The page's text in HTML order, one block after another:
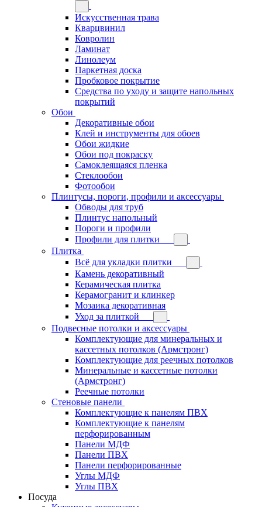
Искусственная трава
Кварцвинил
Ковролин
Ламинат
Линолеум
Паркетная доска
Пробковое покрытие
Средства по уходу и защите напольных
покрытий
Обои
Декоративные обои
Клей и инструменты для обоев
Обои жидкие
Обои под покраску
Самоклеящаяся пленка
Стеклообои
Фотообои
Плинтусы, пороги, профили и аксессуары
Обводы для труб
Плинтус напольный
Пороги и профили
Профили для плитки
Плитка
Всё для укладки плитки
Камень декоративный
Керамическая плитка
Керамогранит и клинкер
Мозаика декоративная
Уход за плиткой
Подвесные потолки и аксессуары
Комплектующие для минеральных и
кассетных потолков (Армстронг)
Комплектующие для реечных потолков
Минеральные и кассетные потолки
(Армстронг)
Реечные потолки
Стеновые панели
Комплектующие к панелям ПВХ
Комплектующие к панелям
перфорированным
Панели МДФ
Панели ПВХ
Панели перфорированные
Углы МДФ
Углы ПВХ
Посуда